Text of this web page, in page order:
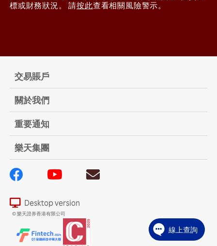
標或財務狀況。 請按此查看相關風險警示。
交易賬戶
關於我們
重要通知
樂天集團
Desktop version
© 樂天證券香港有限公司